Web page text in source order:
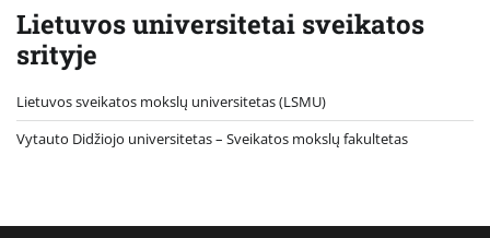
Lietuvos universitetai sveikatos
srityje
Lietuvos sveikatos mokslų universitetas (LSMU)
Vytauto Didžiojo universitetas– Sveikatos mokslų fakultetas